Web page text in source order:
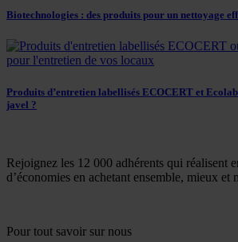
Biotechnologies : des produits pour un nettoyage
Produits d’entretien labellisés ECOCERT et
javel ?
Rejoignez les 12 000 adhérents qui réalisent
d’économies en achetant ensemble, mieux et
Pour tout savoir sur nous